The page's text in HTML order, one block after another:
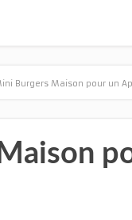
Burgers Maison pour un